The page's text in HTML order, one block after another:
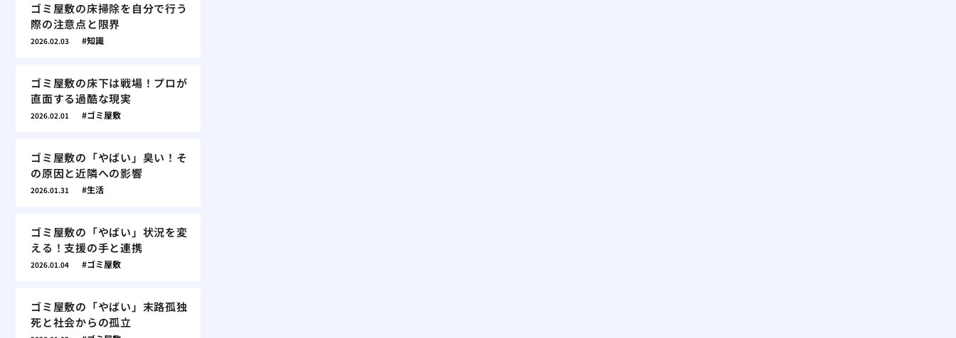
ゴミ屋敷の床掃除を自分で行う
際の注意点と限界
2026.02.03 知識
ゴミ屋敷の床下は戦場！プロが
直面する過酷な現実
2026.02.01 ゴミ屋敷
ゴミ屋敷の「やばい」臭い！そ
の原因と近隣への影響
2026.01.31 生活
ゴミ屋敷の「やばい」状況を変
える！支援の手と連携
2026.01.04 ゴミ屋敷
ゴミ屋敷の「やばい」末路孤独
死と社会からの孤立